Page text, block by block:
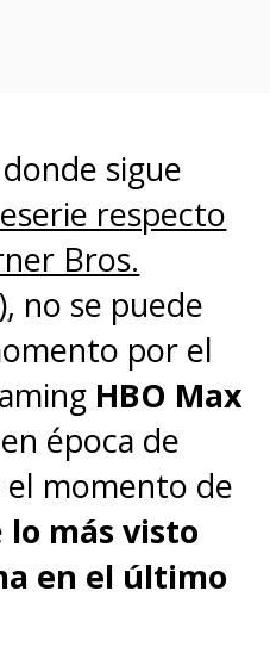
temor en el
que
que
los rincones
sombras. Sin
siente que no
real
donde entra
que busca
verdad que se
sigue
respecto
Bros.
, no se puede
por el
HBO Max
época de
momento de
lo más visto
en el último